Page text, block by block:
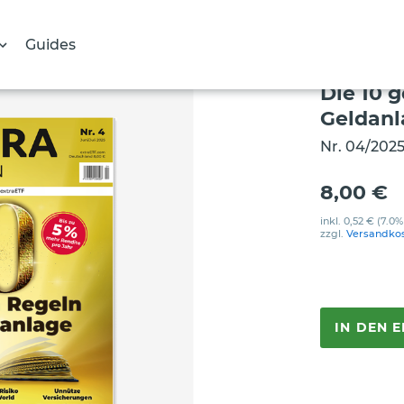
Guides
Die 10
Nr. 04/
8,00 €
inkl. 0,52 €
zzgl.
IN DEN